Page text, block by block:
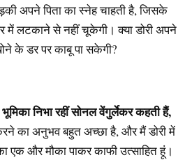
अपने पिता का स्नेह चाहती है, जिसके
में लटकाने से नहीं चूकेगी। क्या डोरी अपने
के डर पर काबू पा सकेगी?
निभा रहीं सोनल वेंगुर्लेकर कहती हैं,
का अनुभव बहुत अच्छा है, और मैं डोरी में
एक और मौका पाकर काफी उत्साहित हूं।